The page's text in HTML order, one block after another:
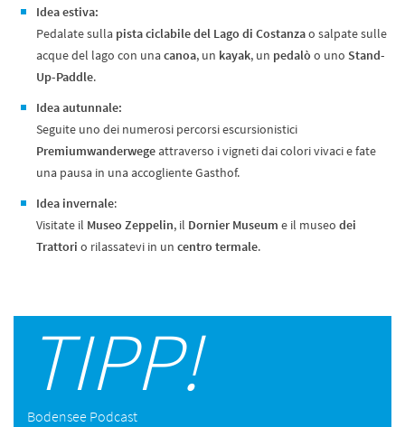
Idea estiva:
Pedalate sulla pista ciclabile del Lago di Costanzao salpate sulle
acque del lago con unacanoa, un kayak, un pedalò o uno Stand-
Up-Paddle.
Idea autunnale:
Seguite uno dei numerosi percorsi escursionistici
Premiumwanderwegeattraverso i vigneti dai colori vivaci e fate
una pausa in una accogliente Gasthof.
Idea invernale:
Visitate il Museo Zeppelin, il Dornier Museum e il museo dei
Trattori o rilassatevi in un centro termale.
TIPP!
Bodensee Podcast